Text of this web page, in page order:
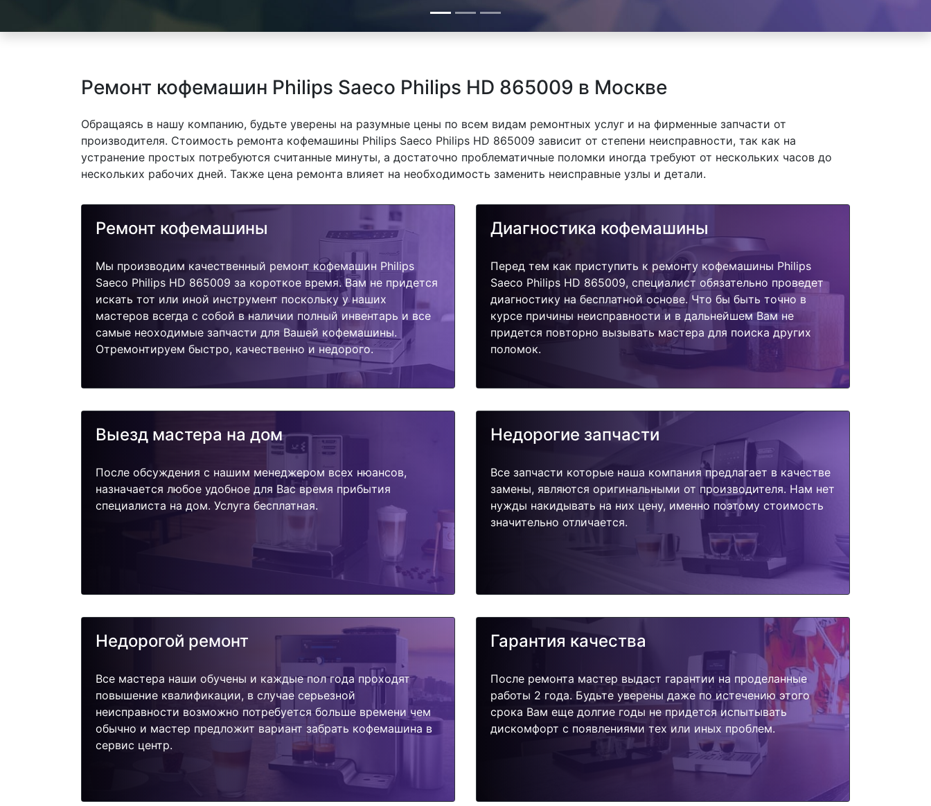
Ремонт кофемашин Philips Saeco Philips HD 865009 в Москве
Обращаясь в нашу компанию, будьте уверены на разумные цены по всем видам ремонтных услуг и на фирменные запчасти от
производителя. Стоимость ремонта кофемашины Philips Saeco Philips HD 865009 зависит от степени неисправности, так как на
устранение простых потребуются считанные минуты, а достаточно проблематичные поломки иногда требуют от нескольких часов до
нескольких рабочих дней. Также цена ремонта влияет на необходимость заменить неисправные узлы и детали.
Ремонт кофемашины
Мы производим качественный ремонт кофемашин Philips
Saeco Philips HD 865009 за короткое время. Вам не придется
искать тот или иной инструмент поскольку у наших
мастеров всегда с собой в наличии полный инвентарь и все
самые неоходимые запчасти для Вашей кофемашины.
Отремонтируем быстро, качественно и недорого.
Диагностика кофемашины
Перед тем как приступить к ремонту кофемашины Philips
Saeco Philips HD 865009, специалист обязательно проведет
диагностику на бесплатной основе. Что бы быть точно в
курсе причины неисправности и в дальнейшем Вам не
придется повторно вызывать мастера для поиска других
поломок.
Выезд мастера на дом
После обсуждения с нашим менеджером всех нюансов,
назначается любое удобное для Вас время прибытия
специалиста на дом. Услуга бесплатная.
Недорогие запчасти
Все запчасти которые наша компания предлагает в качестве
замены, являются оригинальными от производителя. Нам нет
нужды накидывать на них цену, именно поэтому стоимость
значительно отличается.
Недорогой ремонт
Все мастера наши обучены и каждые пол года проходят
повышение квалификации, в случае серьезной
неисправности возможно потребуется больше времени чем
обычно и мастер предложит вариант забрать кофемашина в
сервис центр.
Гарантия качества
После ремонта мастер выдаст гарантии на проделанные
работы 2 года. Будьте уверены даже по истечению этого
срока Вам еще долгие годы не придется испытывать
дискомфорт с появлениями тех или иных проблем.